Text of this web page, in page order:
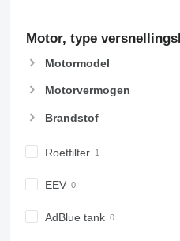
Motor, type
Motormodel
Motorvermogen
Brandstof
Roetfilter
EEV
AdBlue tank